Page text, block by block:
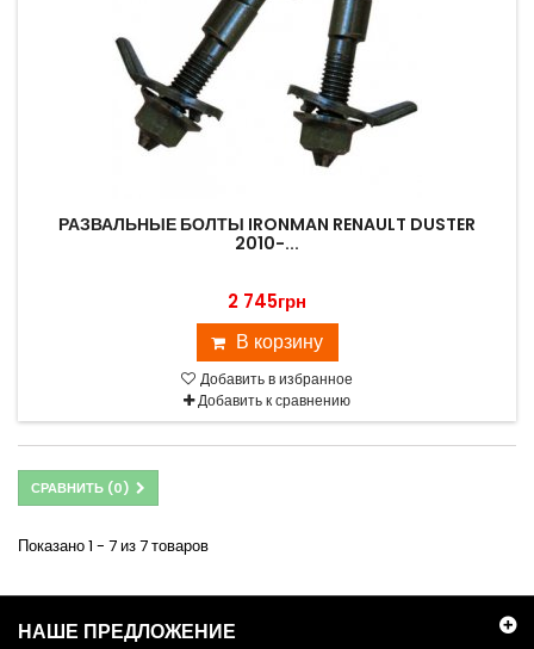
РАЗВАЛЬНЫЕ БОЛТЫ IRONMAN RENAULT DUSTER
2010-...
2 745грн
В корзину
Добавить в избранное
Добавить к сравнению
СРАВНИТЬ (0)
Показано 1 - 7 из 7 товаров
НАШЕ ПРЕДЛОЖЕНИЕ